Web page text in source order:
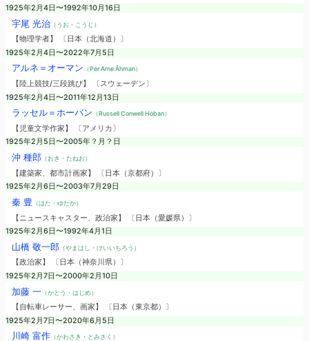
1925年2月4日〜1992年10月16日
宇尾 光治（うお・こうじ）
【物理学者】 〔日本（北海道）〕
1925年2月4日〜2022年7月5日
アルネ＝オーマン （Per Arne Åhman）
【陸上競技/三段跳び】 〔スウェーデン〕
1925年2月4日〜2011年12月13日
ラッセル＝ホーバン （Russell Conwell Hoban）
【児童文学作家】 〔アメリカ〕
1925年2月5日〜2005年？月？日
沖 種郎（おき・たねお）
【建築家、都市計画家】 〔日本（京都府）〕
1925年2月6日〜2003年7月29日
秦 豊 （はた・ゆたか）
【ニュースキャスター、政治家】 〔日本（愛媛県）〕
1925年2月6日〜1992年4月1日
山橋 敬一郎（やまはし・けいいちろう）
【政治家】 〔日本（神奈川県）〕
1925年2月7日〜2000年2月10日
加藤 一（かとう・はじめ）
【自転車レーサー、画家】 〔日本（東京都）〕
1925年2月7日〜2020年6月5日
川崎 富作（かわさき・とみさく）